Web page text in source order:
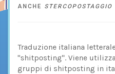
ANCHE STERCOPOSTAGGIO
Traduzione italiana
"shitposting". Viene
gruppi di shitposting in